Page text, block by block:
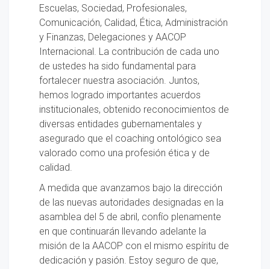
Escuelas, Sociedad, Profesionales,
Comunicación, Calidad, Ética, Administración
y Finanzas, Delegaciones y AACOP
Internacional. La contribución de cada uno
de ustedes ha sido fundamental para
fortalecer nuestra asociación. Juntos,
hemos logrado importantes acuerdos
institucionales, obtenido reconocimientos de
diversas entidades gubernamentales y
asegurado que el coaching ontológico sea
valorado como una profesión ética y de
calidad.
A medida que avanzamos bajo la dirección
de las nuevas autoridades designadas en la
asamblea del 5 de abril, confío plenamente
en que continuarán llevando adelante la
misión de la AACOP con el mismo espíritu de
dedicación y pasión. Estoy seguro de que,